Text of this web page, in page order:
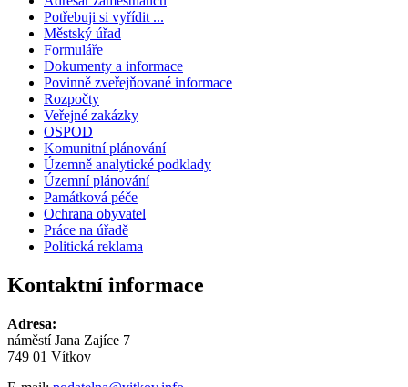
Potřebuji si vyřídit ...
Městský úřad
Formuláře
Dokumenty a informace
Povinně zveřejňované informace
Rozpočty
Veřejné zakázky
OSPOD
Komunitní plánování
Územně analytické podklady
Územní plánování
Památková péče
Ochrana obyvatel
Práce na úřadě
Politická reklama
Kontaktní informace
Adresa:
náměstí Jana Zajíce 7
749 01 Vítkov